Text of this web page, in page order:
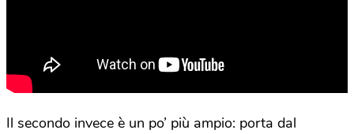
Il secondo invece è un po’ più ampio: porta dal